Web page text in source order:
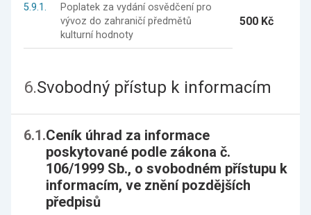
5.9.1.
Poplatek za vydání osvědčení pro
vývoz do zahraničí předmětů
kulturní hodnoty
500 Kč
6.Svobodný přístup k informacím
6.1.Ceník úhrad za informace
poskytované podle zákona č.
106/1999 Sb., o svobodném přístupu k
informacím, ve znění pozdějších
předpisů